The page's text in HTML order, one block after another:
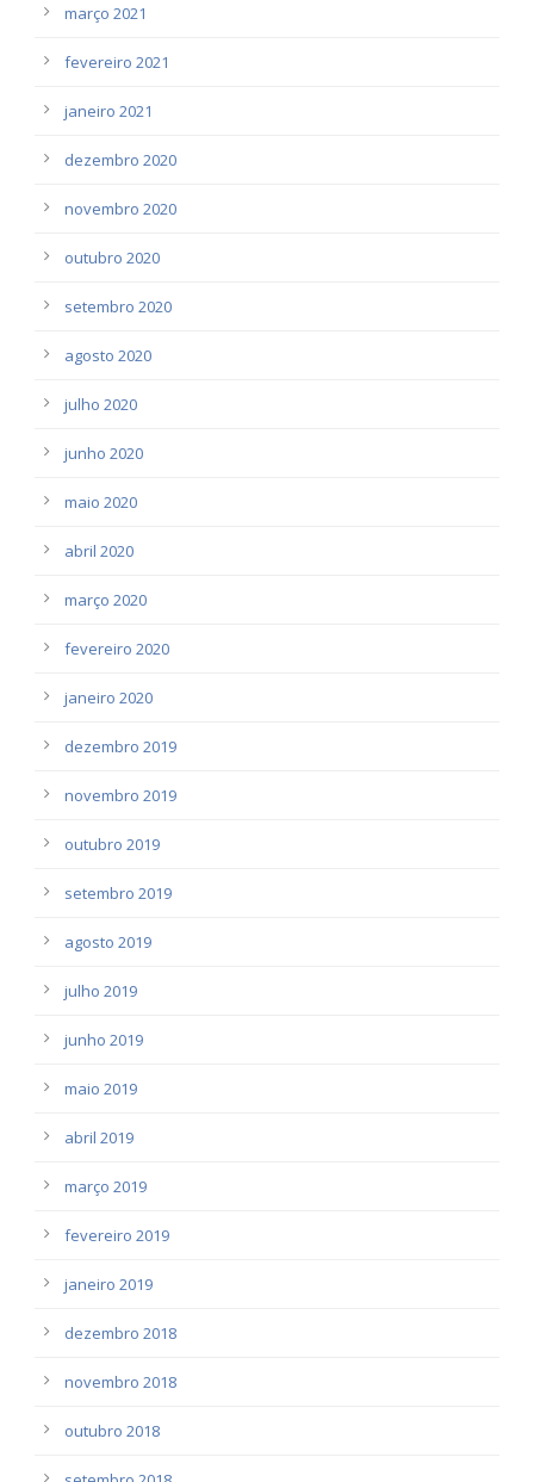
março 2021
fevereiro 2021
janeiro 2021
dezembro 2020
novembro 2020
outubro 2020
setembro 2020
agosto 2020
julho 2020
junho 2020
maio 2020
abril 2020
março 2020
fevereiro 2020
janeiro 2020
dezembro 2019
novembro 2019
outubro 2019
setembro 2019
agosto 2019
julho 2019
junho 2019
maio 2019
abril 2019
março 2019
fevereiro 2019
janeiro 2019
dezembro 2018
novembro 2018
outubro 2018